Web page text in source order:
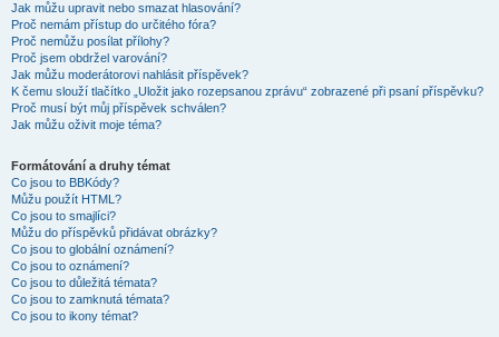
Jak můžu upravit nebo smazat hlasování?
Proč nemám přístup do určitého fóra?
Proč nemůžu posílat přílohy?
Proč jsem obdržel varování?
Jak můžu moderátorovi nahlásit příspěvek?
K čemu slouží tlačítko „Uložit jako rozepsanou zprávu“ zobrazené při psaní příspěvku?
Proč musí být můj příspěvek schválen?
Jak můžu oživit moje téma?
Formátování a druhy témat
Co jsou to BBKódy?
Můžu použít HTML?
Co jsou to smajlíci?
Můžu do příspěvků přidávat obrázky?
Co jsou to globální oznámení?
Co jsou to oznámení?
Co jsou to důležitá témata?
Co jsou to zamknutá témata?
Co jsou to ikony témat?